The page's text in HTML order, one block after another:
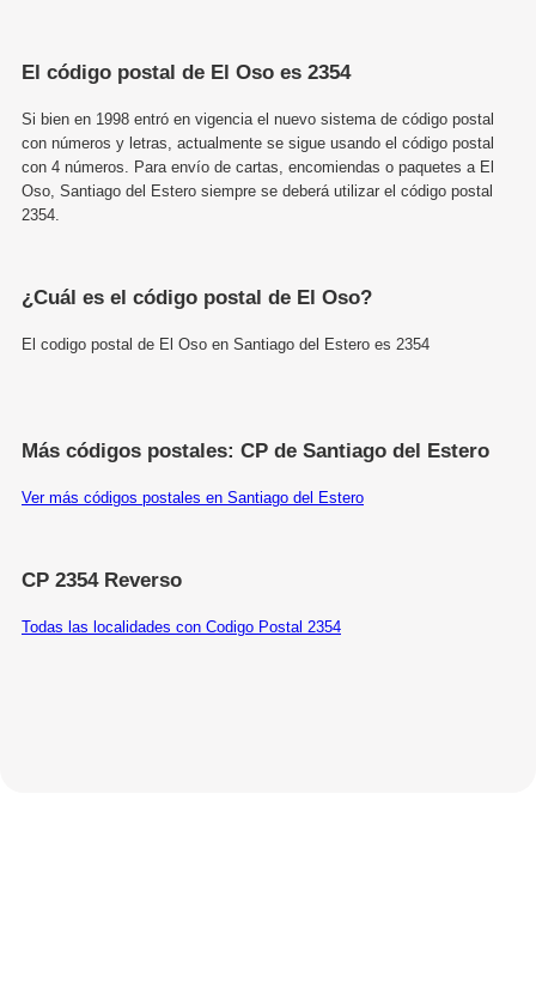
El código postal de El Oso es 2354
Si bien en 1998 entró en vigencia el nuevo sistema de código postal
con números y letras, actualmente se sigue usando el código postal
con 4 números. Para envío de cartas, encomiendas o paquetes a El
Oso, Santiago del Estero siempre se deberá utilizar el código postal
2354.
¿Cuál es el código postal de El Oso?
El codigo postal de El Oso en Santiago del Estero es 2354
Más códigos postales: CP de Santiago del Estero
Ver más códigos postales en Santiago del Estero
CP 2354 Reverso
Todas las localidades con Codigo Postal 2354